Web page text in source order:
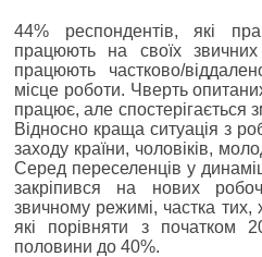
44% респондентів, які
працюють на своїх
працюють частково/
місце роботи. Чверть
працює, але спостерігається
Відносно краща ситуація з
заходу країни, чоловіків,
Серед переселенців у
закріпився на нових
звичному режимі, частка
які порівняти з початком
половини до 40%.